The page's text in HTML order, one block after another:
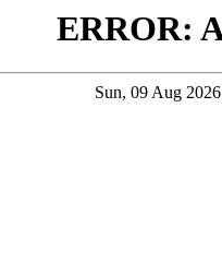
ERROR:
Sun, 09 Aug